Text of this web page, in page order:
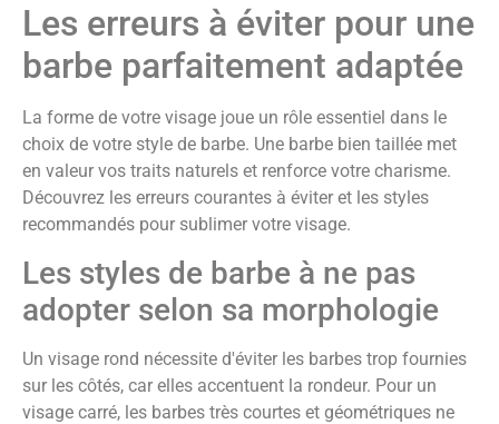
Les erreurs à éviter pour une
barbe parfaitement adaptée
La forme de votre visage joue un rôle essentiel dans le
choix de votre style de barbe. Une barbe bien taillée met
en valeur vos traits naturels et renforce votre charisme.
Découvrez les erreurs courantes à éviter et les styles
recommandés pour sublimer votre visage.
Les styles de barbe à ne pas
adopter selon sa morphologie
Un visage rond nécessite d'éviter les barbes trop fournies
sur les côtés, car elles accentuent la rondeur. Pour un
visage carré, les barbes très courtes et géométriques ne